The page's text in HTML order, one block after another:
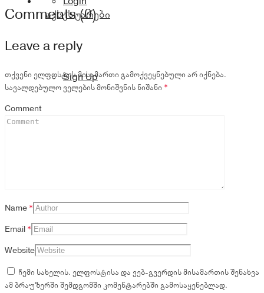
Sign Up
აქსესუარები
Comments (0)
Leave a reply
თქვენი ელფოსტის მისამართი გამოქვეყნებული არ იქნება.
სავალდებულო ველების მონიშვნის ნიშანი *
Comment
Name *
Email *
Website
ჩემი სახელის. ელფოსტისა და ვებ-გვერდის მისამართის შენახვა
ამ ბრაუზერში შემდგომში კომენტარებში გამოსაყენებლად.